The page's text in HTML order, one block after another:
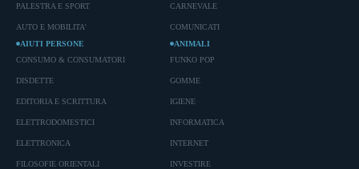
PALESTRA E SPORT
AUTO E MOBILITA'
CARNEVALE
COMUNICATI
AIUTI PERSONE
CONSUMO & CONSUMATORI
DISDETTE
EDITORIA E SCRITTURA
ELETTRODOMESTICI
ELETTRONICA
FILOSOFIE ORIENTALI
ANIMALI
FUNKO POP
GOMME
IGIENE
INFORMATICA
INTERNET
INVESTIRE